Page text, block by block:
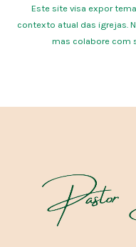
Este site visa expor
contexto atual das igrejas.
mas colabore com